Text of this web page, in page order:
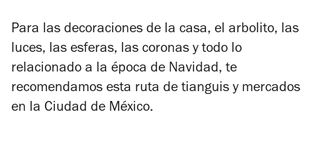
Para las decoraciones de la casa, el arbolito, las
luces, las esferas, las coronas y todo lo
relacionado a la época de Navidad, te
recomendamos esta ruta de tianguis y mercados
en la Ciudad de México.